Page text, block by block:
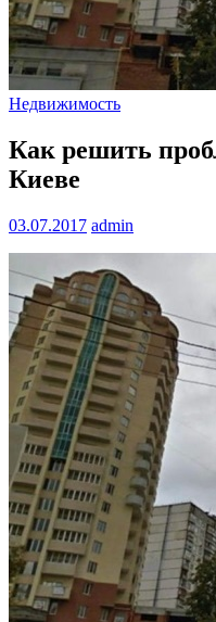
Недвижимость
Как решить
Киеве
03.07.2017 admin